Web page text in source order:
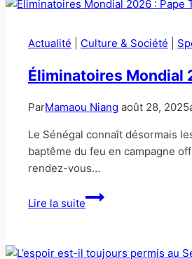
Actualité Culture & Société
Éliminatoires Mondial
ParMamaou Niang août 28, 2025
Le Sénégal connaît désormais
baptême du feu en campagne
rendez-vous…
Lire la suite